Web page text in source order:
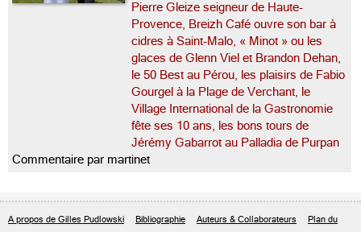
Pierre Gleize seigneur de Haute-
Provence, Breizh Café ouvre son bar à
cidres à Saint-Malo, « Minot » ou les
glaces de Glenn Viel et Brandon Dehan,
le 50 Best au Pérou, les plaisirs de Fabio
Gourgel à la Plage de Verchant, le
Village International de la Gastronomie
fête ses 10 ans, les bons tours de
Jérémy Gabarrot au Palladia de Purpan
Commentaire par martinet
A propos de Gilles Pudlowski Bibliographie Auteurs & Collaborateurs
Plan du